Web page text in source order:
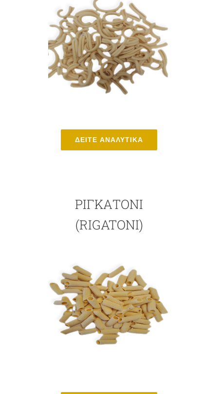
ΔΕΙΤΕ ΑΝΑΛΥΤΙΚΑ
ΡΙΓΚΑΤΌΝΙ
(RIGATONI)